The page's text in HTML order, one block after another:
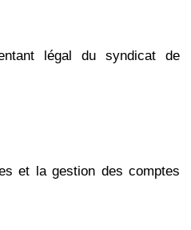
légal du syndicat de
et la gestion des comptes